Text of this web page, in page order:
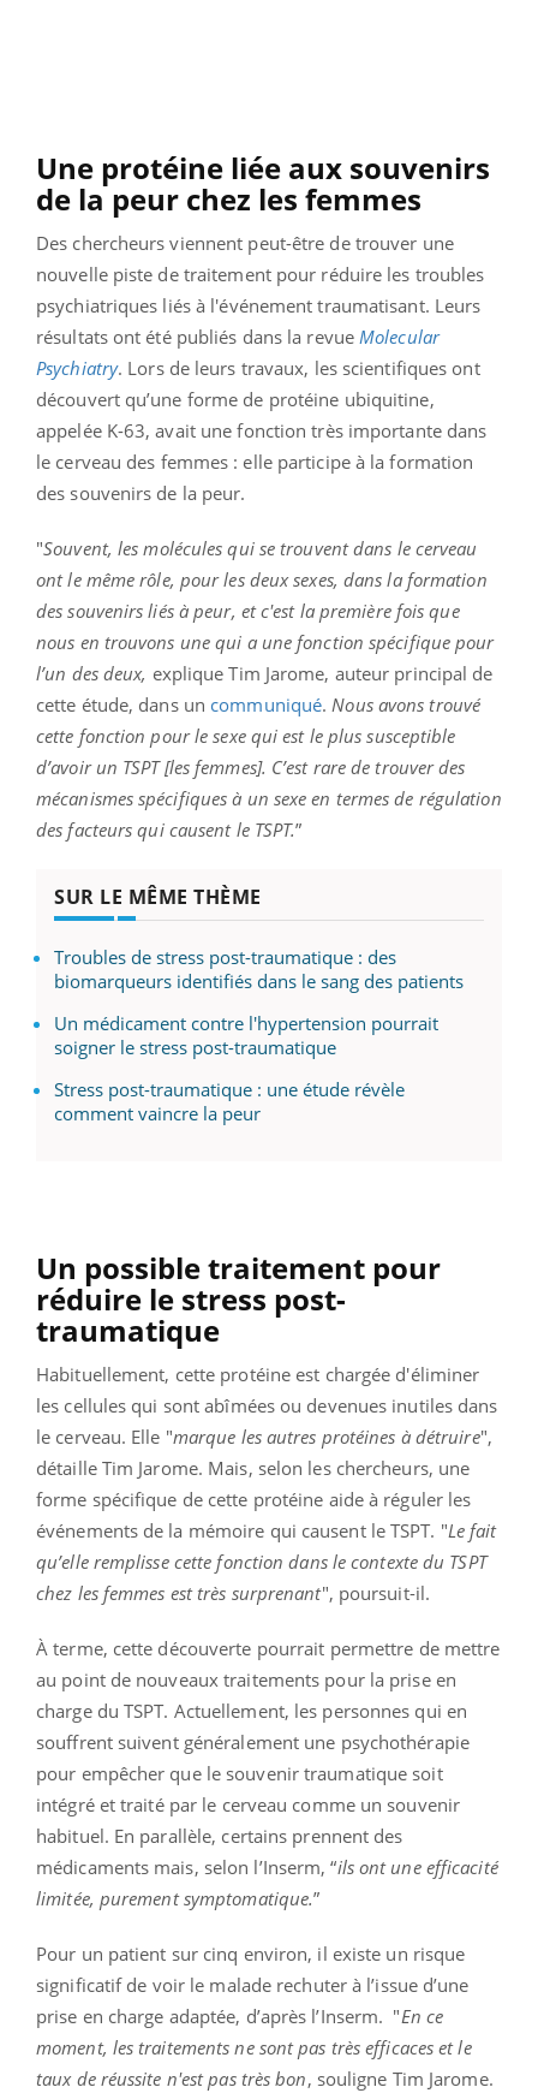
Une protéine liée aux souvenirs
de la peur chez les femmes
Des chercheurs viennent peut-être de trouver une
nouvelle piste de traitement pour réduire les troubles
psychiatriques liés à l'événement traumatisant. Leurs
résultats ont été publiés dans la revue Molecular
Psychiatry. Lors de leurs travaux, les scientifiques ont
découvert qu’une forme de protéine ubiquitine,
appelée K-63, avait une fonction très importante dans
le cerveau des femmes : elle participe à la formation
des souvenirs de la peur.
"Souvent, les molécules qui se trouvent dans le cerveau
ont le même rôle, pour les deux sexes, dans la formation
des souvenirs liés à peur, et c'est la première fois que
nous en trouvons une qui a une fonction spécifique pour
l’un des deux, explique Tim Jarome, auteur principal de
cette étude, dans un communiqué. Nous avons trouvé
cette fonction pour le sexe qui est le plus susceptible
d’avoir un TSPT [les femmes]. C’est rare de trouver des
mécanismes spécifiques à un sexe en termes de régulation
des facteurs qui causent le TSPT.”
SUR LE MÊME THÈME
Troubles de stress post-traumatique : des
biomarqueurs identifiés dans le sang des patients
Un médicament contre l'hypertension pourrait
soigner le stress post-traumatique
Stress post-traumatique : une étude révèle
comment vaincre la peur
Un possible traitement pour
réduire le stress post-
traumatique
Habituellement, cette protéine est chargée d'éliminer
les cellules qui sont abîmées ou devenues inutiles dans
le cerveau. Elle "marque les autres protéines à détruire",
détaille Tim Jarome. Mais, selon les chercheurs, une
forme spécifique de cette protéine aide à réguler les
événements de la mémoire qui causent le TSPT. "Le fait
qu’elle remplisse cette fonction dans le contexte du TSPT
chez les femmes est très surprenant", poursuit-il.
À terme, cette découverte pourrait permettre de mettre
au point de nouveaux traitements pour la prise en
charge du TSPT. Actuellement, les personnes qui en
souffrent suivent généralement une psychothérapie
pour empêcher que le souvenir traumatique soit
intégré et traité par le cerveau comme un souvenir
habituel. En parallèle, certains prennent des
médicaments mais, selon l’Inserm, “ils ont une efficacité
limitée, purement symptomatique.”
Pour un patient sur cinq environ, il existe un risque
significatif de voir le malade rechuter à l’issue d’une
prise en charge adaptée, d’après l’Inserm. "En ce
moment, les traitements ne sont pas très efficaces et le
taux de réussite n'est pas très bon, souligne Tim Jarome.